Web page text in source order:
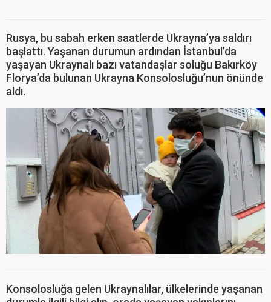
Rusya, bu sabah erken saatlerde Ukrayna’ya saldırı
başlattı. Yaşanan durumun ardından İstanbul’da
yaşayan Ukraynalı bazı vatandaşlar soluğu Bakırköy
Florya’da bulunan Ukrayna Konsolosluğu’nun önünde
aldı.
Konsolosluğa gelen Ukraynalılar, ülkelerinde yaşanan